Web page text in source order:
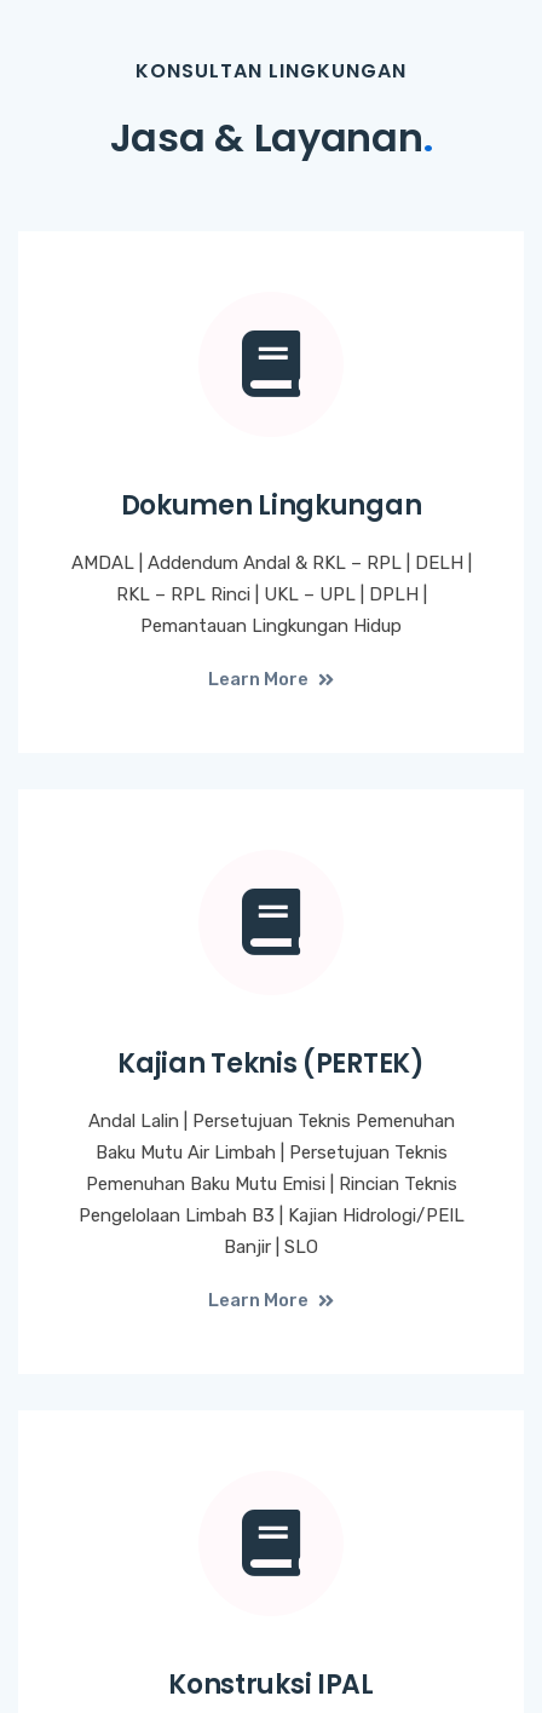
KONSULTAN LINGKUNGAN
Jasa & Layanan.
Dokumen Lingkungan
AMDAL | Addendum Andal & RKL – RPL | DELH |
RKL – RPL Rinci | UKL – UPL | DPLH |
Pemantauan Lingkungan Hidup
Learn More
Kajian Teknis (PERTEK)
Andal Lalin | Persetujuan Teknis Pemenuhan
Baku Mutu Air Limbah | Persetujuan Teknis
Pemenuhan Baku Mutu Emisi | Rincian Teknis
Pengelolaan Limbah B3 | Kajian Hidrologi/PEIL
Banjir | SLO
Learn More
Konstruksi IPAL